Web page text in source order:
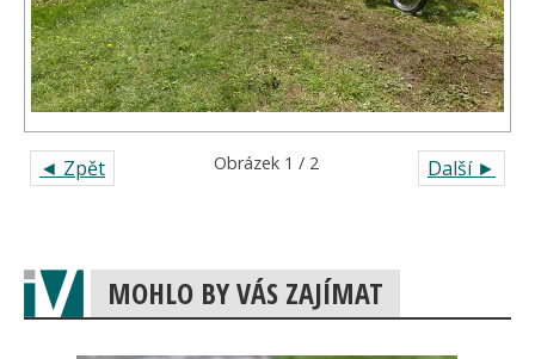
◄ Zpět Další ►
Obrázek 1 / 2
MOHLO BY VÁS ZAJÍMAT